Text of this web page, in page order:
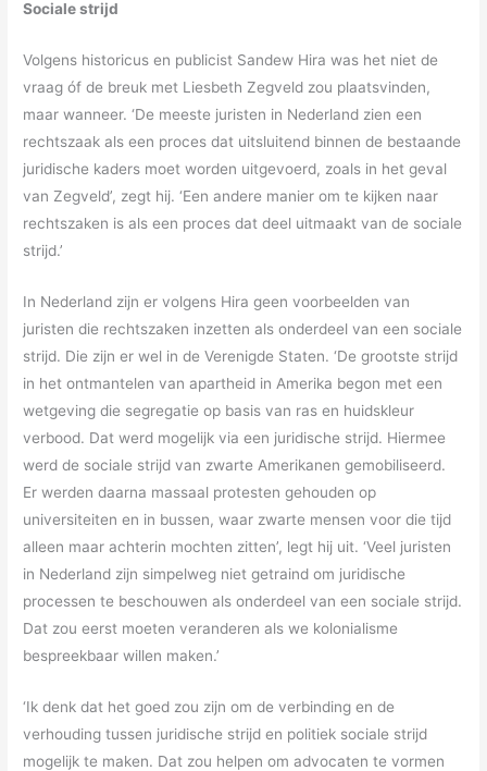
Sociale strijd
Volgens historicus en publicist Sandew Hira was het niet de
vraag óf de breuk met Liesbeth Zegveld zou plaatsvinden,
maar wanneer. ‘De meeste juristen in Nederland zien een
rechtszaak als een proces dat uitsluitend binnen de bestaande
juridische kaders moet worden uitgevoerd, zoals in het geval
van Zegveld’, zegt hij. ‘Een andere manier om te kijken naar
rechtszaken is als een proces dat deel uitmaakt van de sociale
strijd.’
In Nederland zijn er volgens Hira geen voorbeelden van
juristen die rechtszaken inzetten als onderdeel van een sociale
strijd. Die zijn er wel in de Verenigde Staten. ‘De grootste strijd
in het ontmantelen van apartheid in Amerika begon met een
wetgeving die segregatie op basis van ras en huidskleur
verbood. Dat werd mogelijk via een juridische strijd. Hiermee
werd de sociale strijd van zwarte Amerikanen gemobiliseerd.
Er werden daarna massaal protesten gehouden op
universiteiten en in bussen, waar zwarte mensen voor die tijd
alleen maar achterin mochten zitten’, legt hij uit. ‘Veel juristen
in Nederland zijn simpelweg niet getraind om juridische
processen te beschouwen als onderdeel van een sociale strijd.
Dat zou eerst moeten veranderen als we kolonialisme
bespreekbaar willen maken.’
‘Ik denk dat het goed zou zijn om de verbinding en de
verhouding tussen juridische strijd en politiek sociale strijd
mogelijk te maken. Dat zou helpen om advocaten te vormen